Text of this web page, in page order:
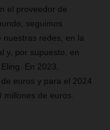
el proveedor de
seguimos
nuestras redes, en la
y, por supuesto, en
En 2023,
euros y para el 2024
de euros.